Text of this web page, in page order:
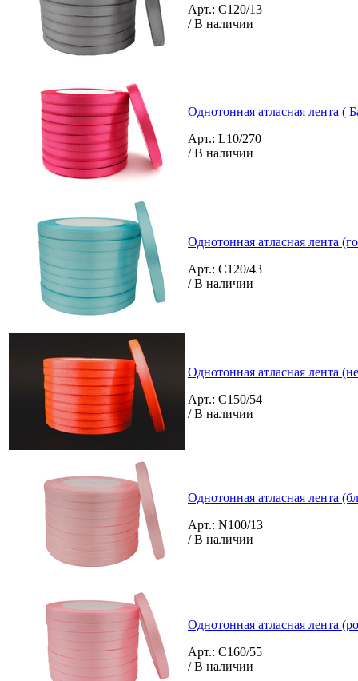
Арт.: C120/13
/ В наличии
Однотонная атласная лента (
Арт.: L10/270
/ В наличии
Однотонная атласная лента
Арт.: C120/43
/ В наличии
Однотонная атласная лента
Арт.: C150/54
/ В наличии
Однотонная атласная лента
Арт.: N100/13
/ В наличии
Однотонная атласная лента
Арт.: C160/55
/ В наличии